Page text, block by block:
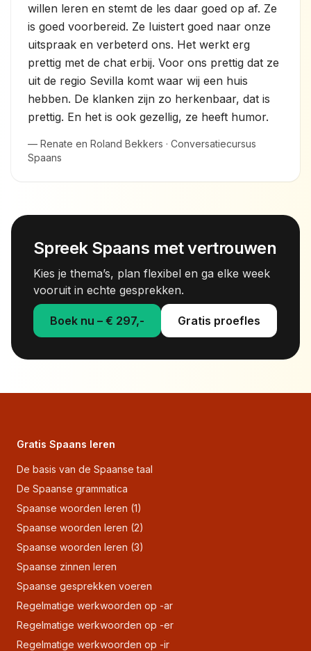
willen leren en stemt de les daar goed op af. Ze
is goed voorbereid. Ze luistert goed naar onze
uitspraak en verbeterd ons. Het werkt erg
prettig met de chat erbij. Voor ons prettig dat ze
uit de regio Sevilla komt waar wij een huis
hebben. De klanken zijn zo herkenbaar, dat is
prettig. En het is ook gezellig, ze heeft humor.
— Renate en Roland Bekkers · Conversatiecursus
Spaans
Spreek Spaans met vertrouwen
Kies je thema’s, plan flexibel en ga elke week
vooruit in echte gesprekken.
Boek nu – € 297,- Gratis proefles
Gratis Spaans leren
De basis van de Spaanse taal
De Spaanse grammatica
Spaanse woorden leren (1)
Spaanse woorden leren (2)
Spaanse woorden leren (3)
Spaanse zinnen leren
Spaanse gesprekken voeren
Regelmatige werkwoorden op -ar
Regelmatige werkwoorden op -er
Regelmatige werkwoorden op -ir